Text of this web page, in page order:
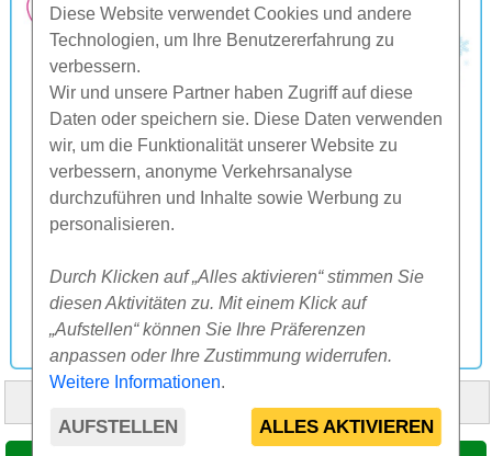
Diese Website verwendet Cookies und andere
Technologien, um Ihre Benutzererfahrung zu
verbessern.
Wir und unsere Partner haben Zugriff auf diese
Daten oder speichern sie. Diese Daten verwenden
wir, um die Funktionalität unserer Website zu
verbessern, anonyme Verkehrsanalyse
durchzuführen und Inhalte sowie Werbung zu
personalisieren.
Durch Klicken auf „Alles aktivieren“ stimmen Sie
diesen Aktivitäten zu. Mit einem Klick auf
„Aufstellen“ können Sie Ihre Präferenzen
anpassen oder Ihre Zustimmung widerrufen.
Weitere Informationen.
AUFSTELLEN ALLES AKTIVIEREN
© 2000-2026 CK SUNFLOWERS agency, s.r.o.